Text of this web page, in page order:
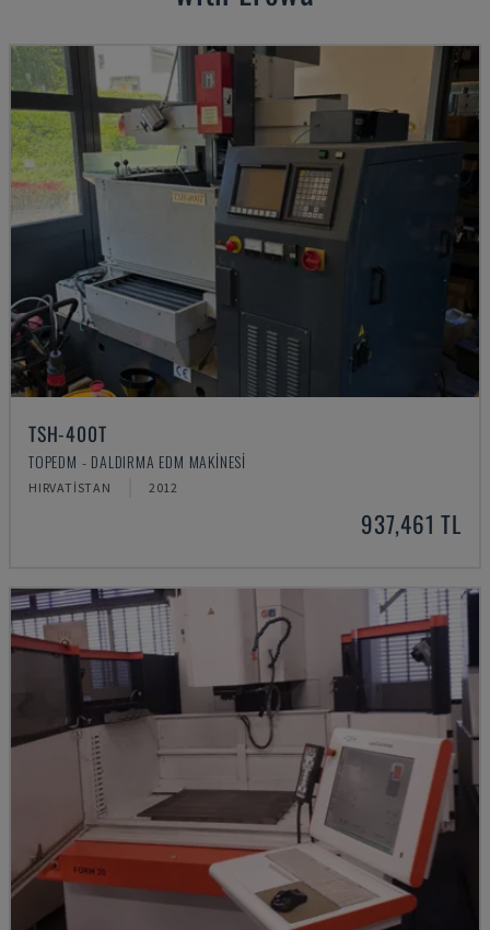
TSH-400T
TOPEDM - DALDIRMA EDM MAKINESI
HIRVATISTAN 2012
937,461 TL